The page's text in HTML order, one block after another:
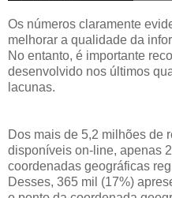
Os números claramente
melhorar a qualidade da
No entanto, é importante
desenvolvido nos últimos
lacunas.
Dos mais de 5,2 milhões de
disponíveis on-line, apenas
coordenadas geográficas
Desses, 365 mil (17%)